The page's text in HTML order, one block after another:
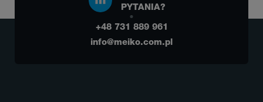
PYTANIA?
+48 731 889 961
info@meiko.com.pl